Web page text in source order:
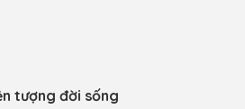
tượng đời sống